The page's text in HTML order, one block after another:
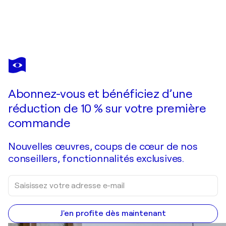
SUMIT
MEHNDIRATTA
Je passe commande
Abonnez-vous et bénéficiez d’une
réduction de 10 % sur votre première
commande
Nouvelles œuvres, coups de cœur de nos
conseillers, fonctionnalités exclusives.
J'en profite dès maintenant